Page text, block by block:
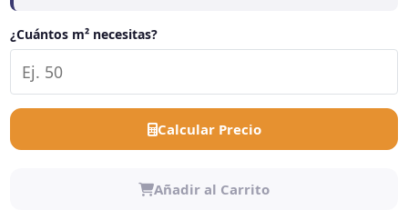
¿Cuántos m² necesitas?
Calcular Precio
Añadir al Carrito